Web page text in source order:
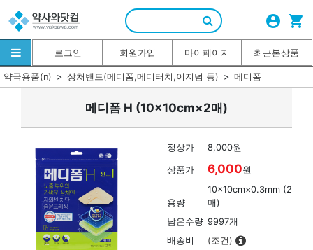
account_circle shopping_cart
로그인 회원가입 마이페이지 최근본상품
약국용품(n) 상처밴드(메디폼,메디터치,이지덤 등) 메디폼
메디폼 H (10×10cm×2매)
정상가 8,000원
상품가 6,000원
용량
10×10cm×0.3mm (2
매)
남은수량 9997개
배송비
(조건)